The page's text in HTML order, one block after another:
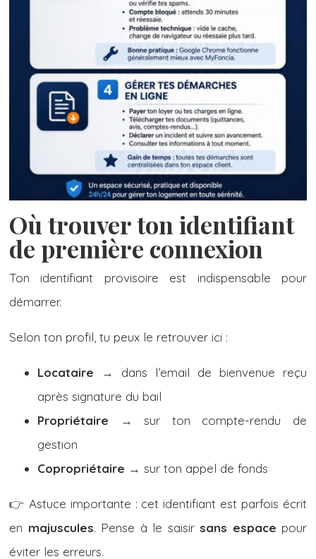
Où trouver ton identifiant
de première connexion
Ton identifiant provisoire est indispensable pour
démarrer.
Selon ton profil, tu peux le retrouver ici :
Locataire → dans l’email de bienvenue reçu
après signature du bail
Propriétaire → sur ton compte-rendu de
gestion
Copropriétaire → sur ton appel de fonds
👉 Astuce importante : cet identifiant est parfois écrit
en majuscules. Pense à le saisir sans espace pour
éviter les erreurs.